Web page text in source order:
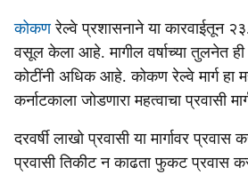
कोकणरेल्वे प्रशासनाने या कारवाईतून
वसूल केला आहे. मागील वर्षाच्या तुलनेत
कोटींनी अधिक आहे. कोकण रेल्वे मार्ग हा
कर्नाटकाला जोडणारा महत्वाचा प्रवासी
दरवर्षी लाखो प्रवासी या मार्गावर प्रवास
प्रवासी तिकीट न काढता फुकट प्रवास